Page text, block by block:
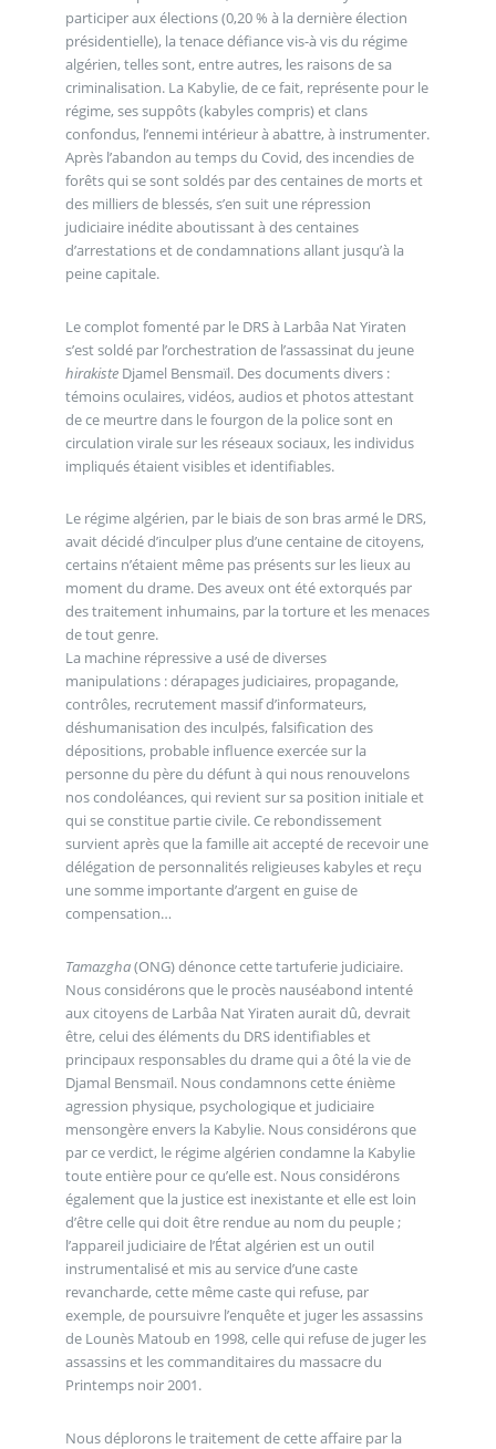
participer aux élections (0,20 % à la dernière élection
présidentielle), la tenace défiance vis-à vis du régime
algérien, telles sont, entre autres, les raisons de sa
criminalisation. La Kabylie, de ce fait, représente pour le
régime, ses suppôts (kabyles compris) et clans
confondus, l’ennemi intérieur à abattre, à instrumenter.
Après l’abandon au temps du Covid, des incendies de
forêts qui se sont soldés par des centaines de morts et
des milliers de blessés, s’en suit une répression
judiciaire inédite aboutissant à des centaines
d’arrestations et de condamnations allant jusqu’à la
peine capitale.
Le complot fomenté par le DRS à Larbâa Nat Yiraten
s’est soldé par l’orchestration de l’assassinat du jeune
hirakisteDjamel Bensmaïl. Des documents divers :
témoins oculaires, vidéos, audios et photos attestant
de ce meurtre dans le fourgon de la police sont en
circulation virale sur les réseaux sociaux, les individus
impliqués étaient visibles et identifiables.
Le régime algérien, par le biais de son bras armé le DRS,
avait décidé d’inculper plus d’une centaine de citoyens,
certains n’étaient même pas présents sur les lieux au
moment du drame. Des aveux ont été extorqués par
des traitement inhumains, par la torture et les menaces
de tout genre.
La machine répressive a usé de diverses
manipulations : dérapages judiciaires, propagande,
contrôles, recrutement massif d’informateurs,
déshumanisation des inculpés, falsification des
dépositions, probable influence exercée sur la
personne du père du défunt à qui nous renouvelons
nos condoléances, qui revient sur sa position initiale et
qui se constitue partie civile. Ce rebondissement
survient après que la famille ait accepté de recevoir une
délégation de personnalités religieuses kabyles et reçu
une somme importante d’argent en guise de
compensation…
Tamazgha(ONG) dénonce cette tartuferie judiciaire.
Nous considérons que le procès nauséabond intenté
aux citoyens de Larbâa Nat Yiraten aurait dû, devrait
être, celui des éléments du DRS identifiables et
principaux responsables du drame qui a ôté la vie de
Djamal Bensmaïl. Nous condamnons cette énième
agression physique, psychologique et judiciaire
mensongère envers la Kabylie. Nous considérons que
par ce verdict, le régime algérien condamne la Kabylie
toute entière pour ce qu’elle est. Nous considérons
également que la justice est inexistante et elle est loin
d’être celle qui doit être rendue au nom du peuple ;
l’appareil judiciaire de l’État algérien est un outil
instrumentalisé et mis au service d’une caste
revancharde, cette même caste qui refuse, par
exemple, de poursuivre l’enquête et juger les assassins
de Lounès Matoub en 1998, celle qui refuse de juger les
assassins et les commanditaires du massacre du
Printemps noir 2001.
Nous déplorons le traitement de cette affaire par la